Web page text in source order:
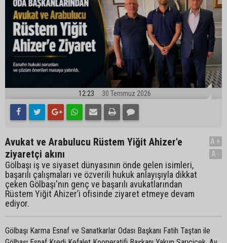
12:23 30 Temmuz 2026
Avukat ve Arabulucu Rüstem Yiğit Ahizer'e
ziyaretçi akını
Gölbaşı iş ve siyaset dünyasının önde gelen isimleri,
başarılı çalışmaları ve özverili hukuk anlayışıyla dikkat
çeken Gölbaşı'nın genç ve başarılı avukatlarından
Rüstem Yiğit Ahizer’i ofisinde ziyaret etmeye devam
ediyor.
A+
A-
Gölbaşı Karma Esnaf ve Sanatkarlar Odası Başkanı Fatih Taştan ile